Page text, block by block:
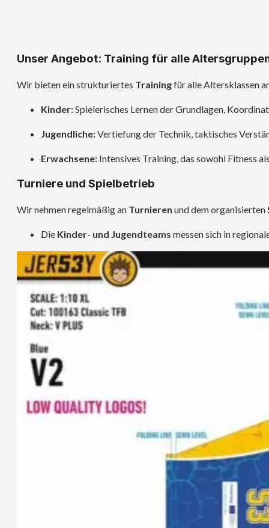
Unser Angebot: Training für alle
Wir bieten ein strukturiertes Trainingfür alle Altersklassen
Kinder:Spielerisches Lernen der Grundlagen,
Jugendliche:Vertiefung der Technik, taktisches
Erwachsene: Intensives Training, das sowohl Fitness
Turniere und Spielbetrieb
Wir nehmen regelmäßig an Turnieren und dem organisierten
Die Kinder- und Jugendteams messen sich in